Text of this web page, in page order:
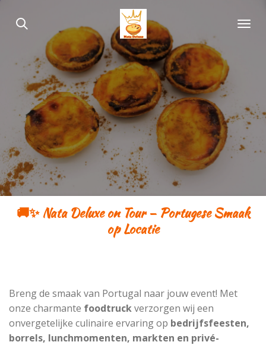
direct
hoofdinhoud
🚚✨Nata Deluxe on Tour – Portugese Smaak
op Locatie
Breng de smaak van Portugal naar jouw event! Met
onze charmante foodtruckverzorgen wij een
onvergetelijke culinaire ervaring op bedrijfsfeesten,
borrels, lunchmomenten, markten en privé-